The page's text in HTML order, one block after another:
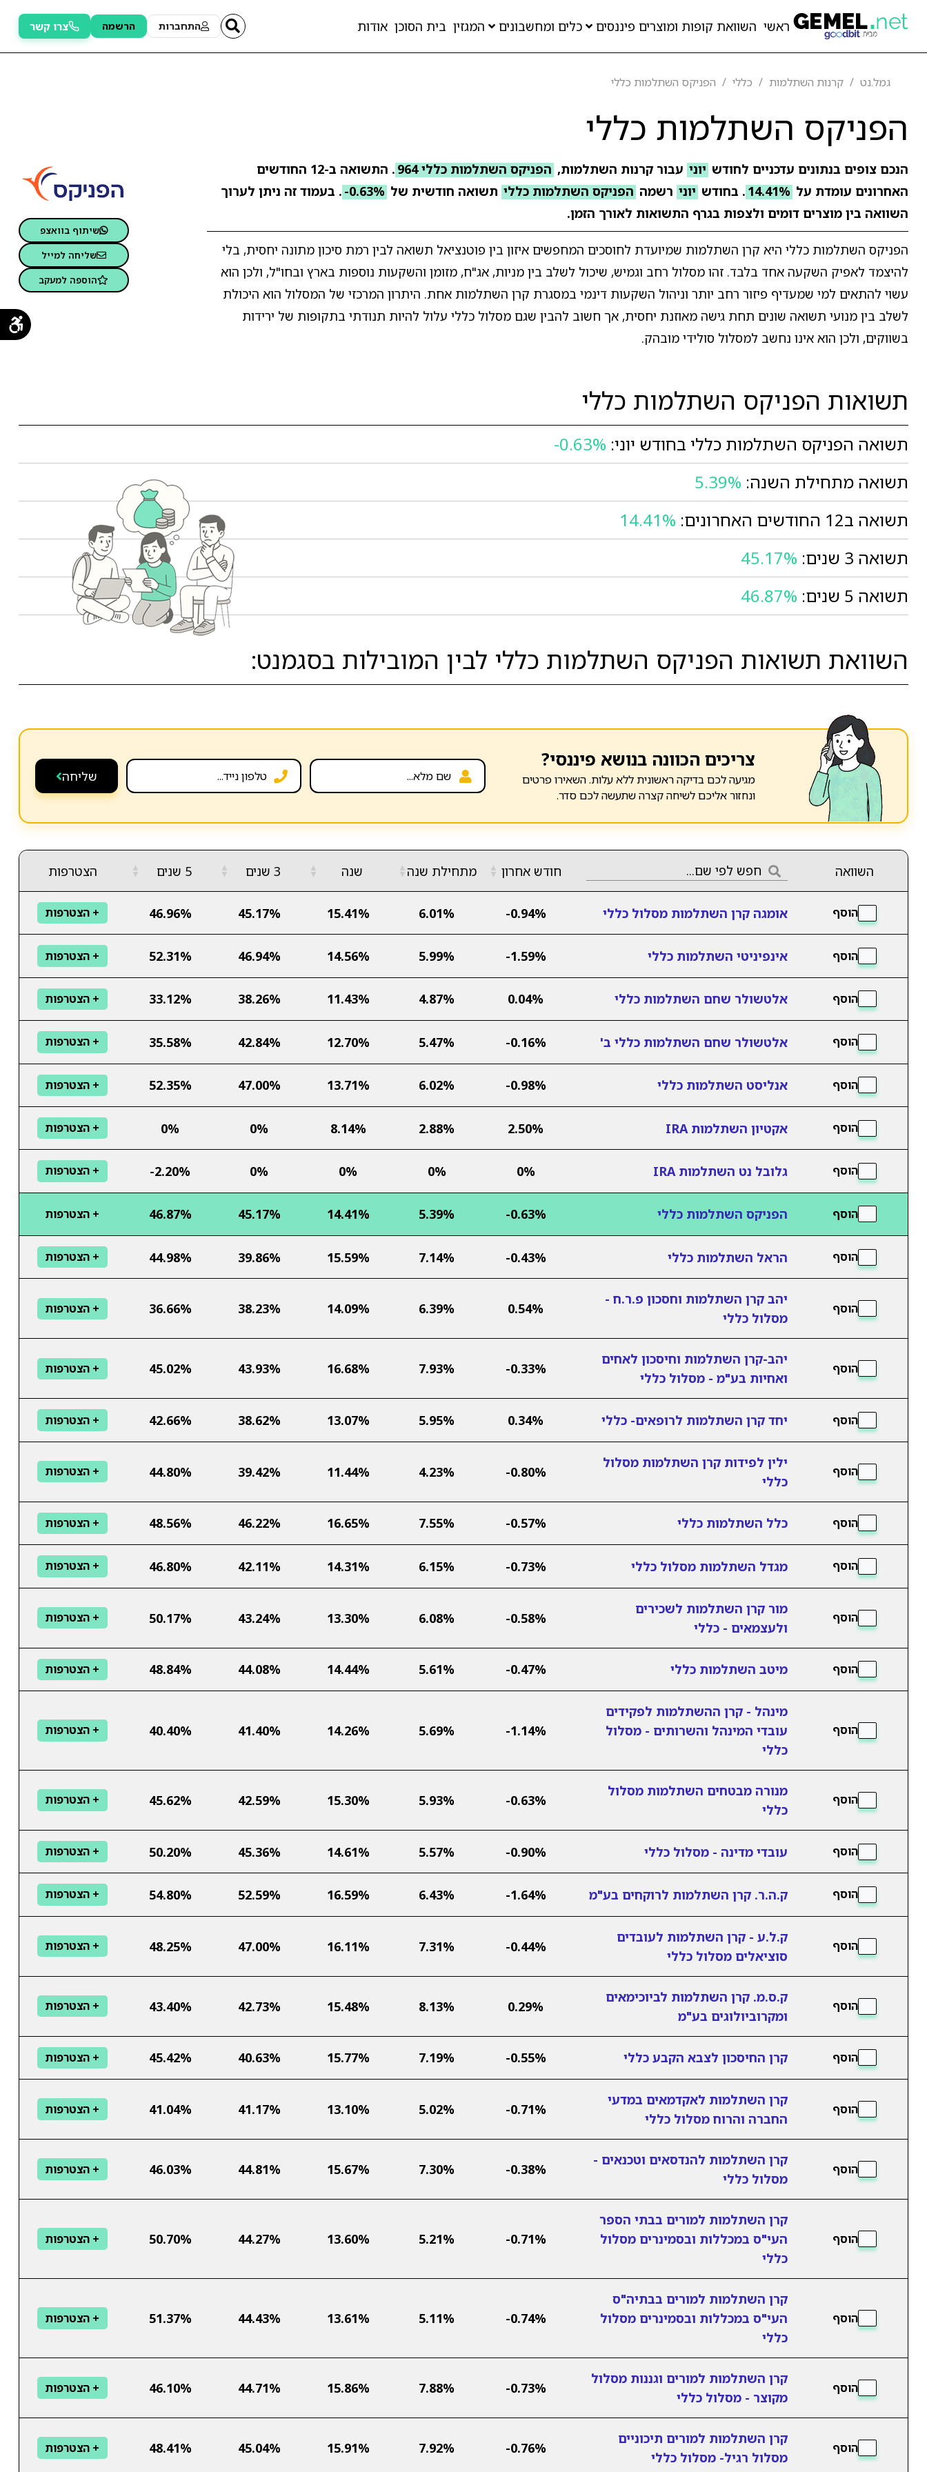
ראשי השוואת קופות ומוצרים פיננסים כלים ומחשבונים המגזין בית הסוכן אודות התחברות הרשמה צרו קשר
גמל.נט קרנות השתלמות כללי הפניקס השתלמות כללי
הפניקס השתלמות כללי
הנכם צופים בנתונים עדכניים לחודש יוני עבור קרנות השתלמות, הפניקס השתלמות כללי 964
. התשואה ב-12 החודשים
האחרונים עומדת על 14.41% . בחודש יוני רשמה הפניקס השתלמות כללי תשואה חודשית של -0.63% . בעמוד זה ניתן לערוך
השוואה בין מוצרים דומים ולצפות בגרף התשואות לאורך הזמן.
הפניקס השתלמות כללי היא קרן השתלמות שמיועדת לחוסכים המחפשים איזון בין פוטנציאל תשואה לבין רמת סיכון מתונה יחסית, בלי
להיצמד לאפיק השקעה אחד בלבד. זהו מסלול רחב וגמיש, שיכול לשלב בין מניות, אג"ח, מזומן והשקעות נוספות בארץ ובחו"ל, ולכן הוא
עשוי להתאים למי שמעדיף פיזור רחב יותר וניהול השקעות דינמי במסגרת קרן השתלמות אחת. היתרון המרכזי של המסלול הוא היכולת
לשלב בין מנועי תשואה שונים תחת גישה מאוזנת יחסית, אך חשוב להבין שגם מסלול כללי עלול להיות תנודתי בתקופות של ירידות
בשווקים, ולכן הוא אינו נחשב למסלול סולידי מובהק.
שיתוף בוואצפ
שליחה למייל
הוספה למעקב
תשואות הפניקס השתלמות כללי
תשואה הפניקס השתלמות כללי בחודש יוני: -0.63%
תשואה מתחילת השנה: 5.39%
תשואה ב12 החודשים האחרונים:
14.41%
תשואה 3 שנים:
45.17%
תשואה 5 שנים:
46.87%
השוואת תשואות הפניקס השתלמות כללי לבין המובילות בסגמנט:
צריכים הכוונה בנושא פיננסי?
מגיעה לכם בדיקה ראשונית ללא עלות. השאירו פרטים
ונחזור אליכם לשיחה קצרה שתעשה לכם סדר.
שליחה
השוואה חודש אחרון ▲
▼ מתחילת שנה▲
▼ שנה ▲
▼ 3 שנים ▲
▼ 5 שנים ▲
▼ הצטרפות
הוסף אומגה קרן השתלמות מסלול כללי -0.94%
6.01%
15.41%
45.17%
46.96% + הצטרפות
הוסף אינפיניטי השתלמות כללי -1.59%
5.99%
14.56%
46.94%
52.31% + הצטרפות
הוסף אלטשולר שחם השתלמות כללי 0.04%
4.87%
11.43%
38.26%
33.12% + הצטרפות
הוסף אלטשולר שחם השתלמות כללי ב' -0.16%
5.47%
12.70%
42.84%
35.58% + הצטרפות
הוסף אנליסט השתלמות כללי -0.98%
6.02%
13.71%
47.00%
52.35% + הצטרפות
הוסף אקטיון השתלמות IRA 2.50%
2.88%
8.14%
0%
0% + הצטרפות
הוסף גלובל נט השתלמות IRA 0%
0%
0%
0%
-2.20% + הצטרפות
הוסף הפניקס השתלמות כללי -0.63%
5.39%
14.41%
45.17%
46.87% + הצטרפות
הוסף הראל השתלמות כללי -0.43%
7.14%
15.59%
39.86%
44.98% + הצטרפות
הוסף
יהב קרן השתלמות וחסכון פ.ר.ח -
מסלול כללי
0.54%
6.39%
14.09%
38.23%
36.66% + הצטרפות
הוסף
יהב-קרן השתלמות וחיסכון לאחים
ואחיות בע"מ - מסלול כללי
-0.33%
7.93%
16.68%
43.93%
45.02% + הצטרפות
הוסף יחד קרן השתלמות לרופאים- כללי 0.34%
5.95%
13.07%
38.62%
42.66% + הצטרפות
הוסף
ילין לפידות קרן השתלמות מסלול
כללי
-0.80%
4.23%
11.44%
39.42%
44.80% + הצטרפות
הוסף כלל השתלמות כללי -0.57%
7.55%
16.65%
46.22%
48.56% + הצטרפות
הוסף מגדל השתלמות מסלול כללי -0.73%
6.15%
14.31%
42.11%
46.80% + הצטרפות
הוסף
מור קרן השתלמות לשכירים
ולעצמאים - כללי
-0.58%
6.08%
13.30%
43.24%
50.17% + הצטרפות
הוסף מיטב השתלמות כללי -0.47%
5.61%
14.44%
44.08%
48.84% + הצטרפות
הוסף
מינהל - קרן ההשתלמות לפקידים
עובדי המינהל והשרותים - מסלול
כללי
-1.14%
5.69%
14.26%
41.40%
40.40% + הצטרפות
הוסף
מנורה מבטחים השתלמות מסלול
כללי
-0.63%
5.93%
15.30%
42.59%
45.62% + הצטרפות
הוסף עובדי מדינה - מסלול כללי -0.90%
5.57%
14.61%
45.36%
50.20% + הצטרפות
הוסף ק.ה.ר. קרן השתלמות לרוקחים בע"מ -1.64%
6.43%
16.59%
52.59%
54.80% + הצטרפות
הוסף
ק.ל.ע - קרן השתלמות לעובדים
סוציאלים מסלול כללי
-0.44%
7.31%
16.11%
47.00%
48.25% + הצטרפות
הוסף
ק.ס.מ. קרן השתלמות לביוכימאים
ומקרוביולוגים בע"מ
0.29%
8.13%
15.48%
42.73%
43.40% + הצטרפות
הוסף קרן החיסכון לצבא הקבע כללי -0.55%
7.19%
15.77%
40.63%
45.42% + הצטרפות
הוסף
קרן השתלמות לאקדמאים במדעי
החברה והרוח מסלול כללי
-0.71%
5.02%
13.10%
41.17%
41.04% + הצטרפות
הוסף
קרן השתלמות להנדסאים וטכנאים -
מסלול כללי
-0.38%
7.30%
15.67%
44.81%
46.03% + הצטרפות
הוסף
קרן השתלמות למורים בבתי הספר
העי"ס במכללות ובסמינרים מסלול
כללי
-0.71%
5.21%
13.60%
44.27%
50.70% + הצטרפות
הוסף
קרן השתלמות למורים בבתיה"ס
העי"ס במכללות ובסמינרים מסלול
כללי
-0.74%
5.11%
13.61%
44.43%
51.37% + הצטרפות
הוסף
קרן השתלמות למורים וגננות מסלול
מקוצר - מסלול כללי
-0.73%
7.88%
15.86%
44.71%
46.10% + הצטרפות
הוסף
קרן השתלמות למורים תיכוניים
מסלול רגיל- מסלול כללי
-0.76%
7.92%
15.91%
45.04%
48.41% + הצטרפות